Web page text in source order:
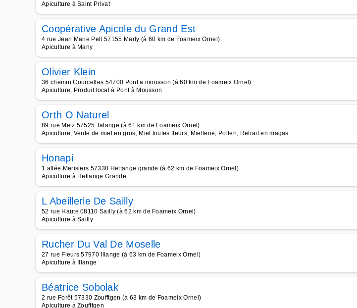
Apiculture à Saint Privat
Coopérative Apicole du Grand Est
4 rue Jean Marie Pelt 57155 Marly (à 60 km de Foameix Ornel)
Apiculture à Marly
Olivier Klein
36 chemin Courcelles 54700 Pont a mousson (à 60 km de Foameix Ornel)
Apiculture, Produit local à Pont à Mousson
Orth O Naturel
89 rue Metz 57525 Talange (à 61 km de Foameix Ornel)
Apiculture, Vente de miel en gros, Miel toutes fleurs, Miellerie, Pollen, Retrait en magas
Honapi
1 allée Merisiers 57330 Hettange grande (à 62 km de Foameix Ornel)
Apiculture à Hettange Grande
L Abeillerie De Sailly
52 rue Haute 08110 Sailly (à 62 km de Foameix Ornel)
Apiculture à Sailly
Rucher Du Val De Moselle
27 rue Fleurs 57970 Illange (à 63 km de Foameix Ornel)
Apiculture à Illange
Béatrice Sobolak
2 rue Forêt 57330 Zoufftgen (à 63 km de Foameix Ornel)
Apiculture à Zoufftgen